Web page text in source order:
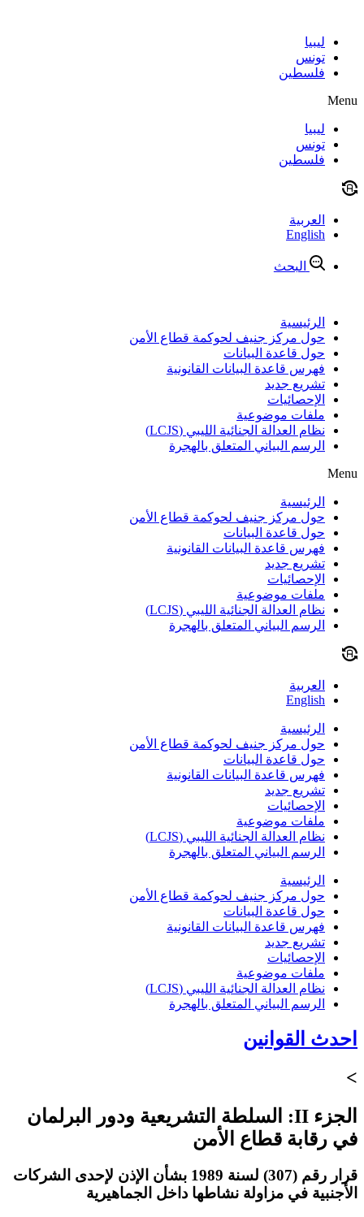
contentليبيا
تونس
فلسطين
Menu
ليبيا
تونس
فلسطين
العربية
English
البحث
الرئيسية
حول مركز جنيف لحوكمة قطاع الأمن
حول قاعدة البيانات
فهرس قاعدة البيانات القانونية
تشريع جديد
الإحصائيات
ملفات موضوعية
نظام العدالة الجنائية الليبي (LCJS)
الرسم البياني المتعلق بالهجرة
Menu
الرئيسية
حول مركز جنيف لحوكمة قطاع الأمن
حول قاعدة البيانات
فهرس قاعدة البيانات القانونية
تشريع جديد
الإحصائيات
ملفات موضوعية
نظام العدالة الجنائية الليبي (LCJS)
الرسم البياني المتعلق بالهجرة
العربية
English
الرئيسية
حول مركز جنيف لحوكمة قطاع الأمن
حول قاعدة البيانات
فهرس قاعدة البيانات القانونية
تشريع جديد
الإحصائيات
ملفات موضوعية
نظام العدالة الجنائية الليبي (LCJS)
الرسم البياني المتعلق بالهجرة
الرئيسية
حول مركز جنيف لحوكمة قطاع الأمن
حول قاعدة البيانات
فهرس قاعدة البيانات القانونية
تشريع جديد
الإحصائيات
ملفات موضوعية
نظام العدالة الجنائية الليبي (LCJS)
الرسم البياني المتعلق بالهجرة
احدث القوانين
>
الجزء II: السلطة التشريعية ودور البرلمان
في رقابة قطاع الأمن
قرار رقم (307) لسنة 1989 بشأن الإذن لإحدى الشركات
الأجنبية في مزاولة نشاطها داخل الجماهيرية